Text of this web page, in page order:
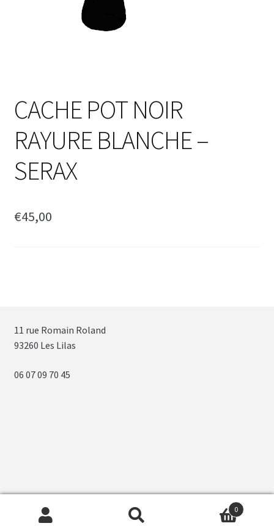
CACHE POT NOIR
RAYURE BLANCHE –
SERAX
€45,00
11 rue Romain Roland
93260 Les Lilas
06 07 09 70 45
Recherche
Recherche
0